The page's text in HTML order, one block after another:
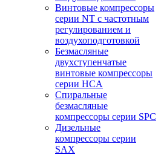
Винтовые компрессоры
серии NT с частотным
регулированием и
воздухоподготовкой
Безмасляные
двухступенчатые
винтовые компрессоры
серии HCA
Спиральные
безмасляные
компрессоры серии SPC
Дизельные
компрессоры серии
SAX